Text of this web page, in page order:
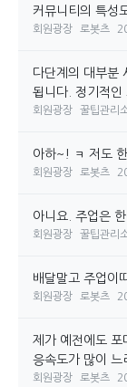
커뮤니티의 특성
회원광장 로봇츠
다단계의 대부분
됩니다. 정기적인
회원광장 꿀팁관리
아하~! ㅋ 저도
회원광장 로봇츠
아니요. 주업은
회원광장 꿀팁관리
배달말고 주업이
회원광장 로봇츠
제가 예전에도 포
응속도가 많이 느
회원광장 로봇츠